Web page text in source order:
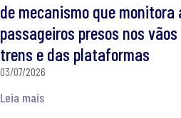
de mecanismo que monitora
passageiros presos nos
trens e das plataformas
03/07/2026
Leia mais